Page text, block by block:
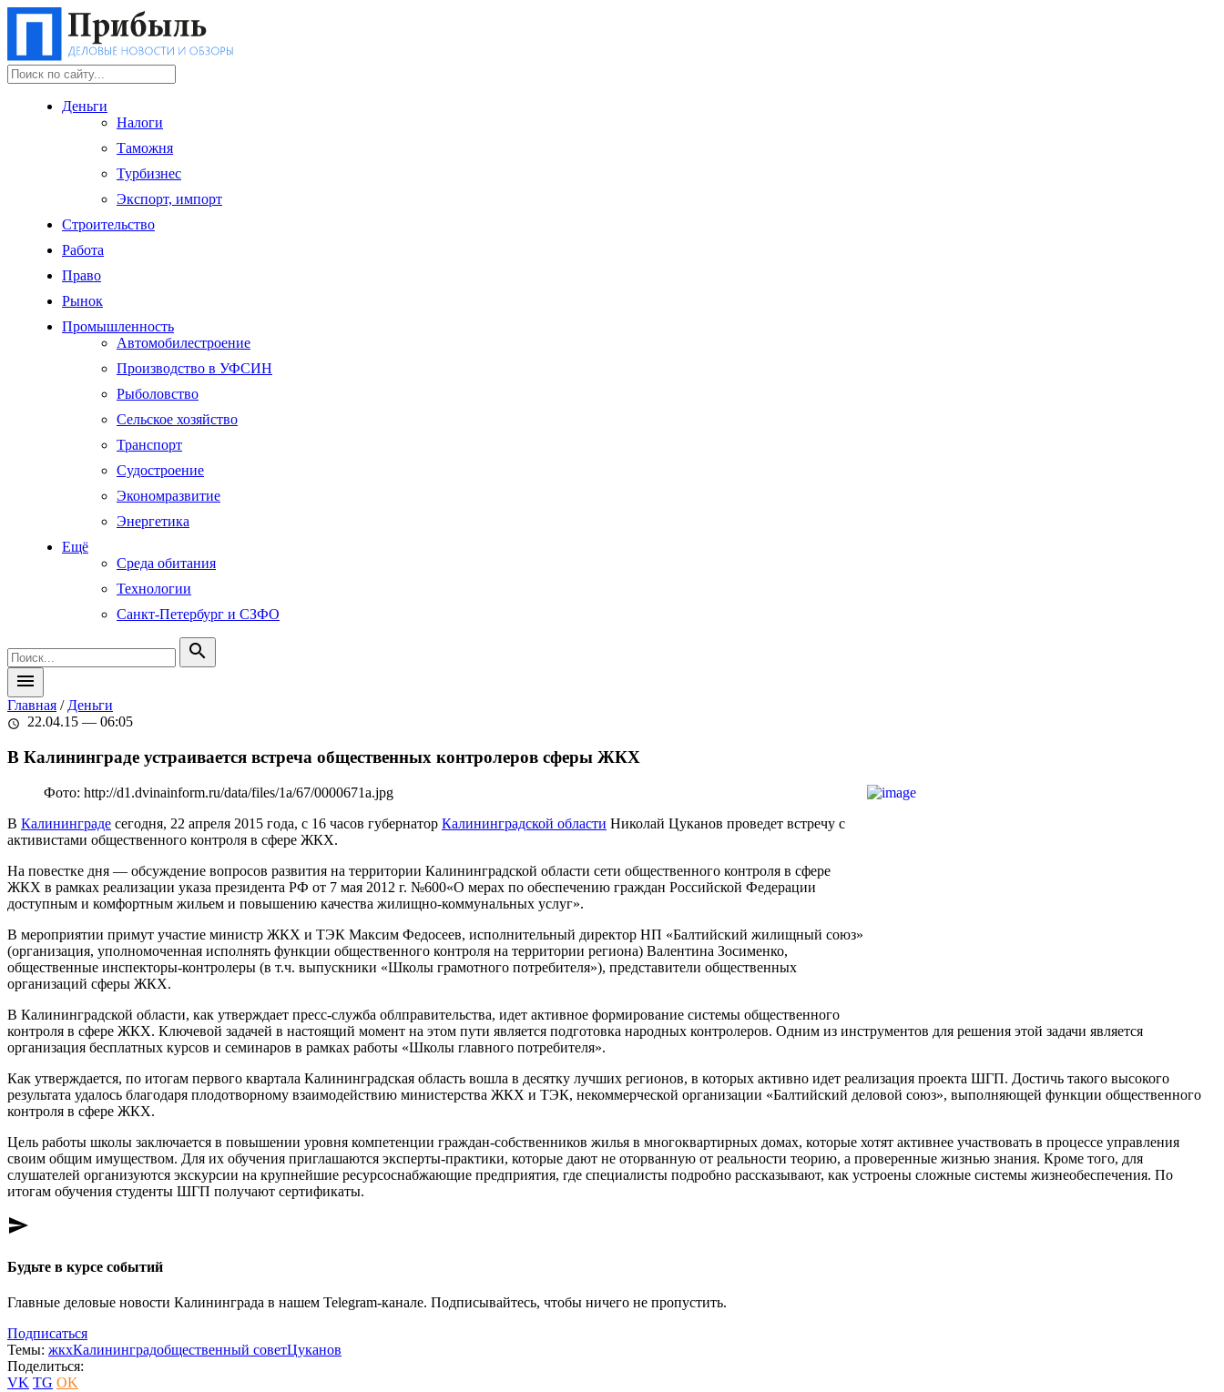
Деньги
Налоги
Таможня
Турбизнес
Экспорт, импорт
Строительство
Работа
Право
Рынок
Промышленность
Автомобилестроение
Производство в УФСИН
Рыболовство
Сельское хозяйство
Транспорт
Судостроение
Экономразвитие
Энергетика
Ещё
Среда обитания
Технологии
Санкт-Петербург и СЗФО
search
menu
Главная / Деньги
schedule 22.04.15 — 06:05
В Калининграде устраивается встреча общественных контролеров сферы ЖКХ
Фото: http://d1.dvinainform.ru/data/files/1a/67/0000671a.jpg
В Калининграде сегодня, 22 апреля 2015 года, с 16 часов губернатор Калининградской области Николай Цуканов проведет встречу с
активистами общественного контроля в сфере ЖКХ.
На повестке дня — обсуждение вопросов развития на территории Калининградской области сети общественного контроля в сфере
ЖКХ в рамках реализации указа президента РФ от 7 мая 2012 г. №600«О мерах по обеспечению граждан Российской Федерации
доступным и комфортным жильем и повышению качества жилищно-коммунальных услуг».
В мероприятии примут участие министр ЖКХ и ТЭК Максим Федосеев, исполнительный директор НП «Балтийский жилищный союз»
(организация, уполномоченная исполнять функции общественного контроля на территории региона) Валентина Зосименко,
общественные инспекторы-контролеры (в т.ч. выпускники «Школы грамотного потребителя»), представители общественных
организаций сферы ЖКХ.
В Калининградской области, как утверждает пресс-служба облправительства, идет активное формирование системы общественного
контроля в сфере ЖКХ. Ключевой задачей в настоящий момент на этом пути является подготовка народных контролеров. Одним из инструментов для решения этой задачи является
организация бесплатных курсов и семинаров в рамках работы «Школы главного потребителя».
Как утверждается, по итогам первого квартала Калининградская область вошла в десятку лучших регионов, в которых активно идет реализация проекта ШГП. Достичь такого высокого
результата удалось благодаря плодотворному взаимодействию министерства ЖКХ и ТЭК, некоммерческой организации «Балтийский деловой союз», выполняющей функции общественного
контроля в сфере ЖКХ.
Цель работы школы заключается в повышении уровня компетенции граждан-собственников жилья в многоквартирных домах, которые хотят активнее участвовать в процессе управления
своим общим имуществом. Для их обучения приглашаются эксперты-практики, которые дают не оторванную от реальности теорию, а проверенные жизнью знания. Кроме того, для
слушателей организуются экскурсии на крупнейшие ресурсоснабжающие предприятия, где специалисты подробно рассказывают, как устроены сложные системы жизнеобеспечения. По
итогам обучения студенты ШГП получают сертификаты.
send
Будьте в курсе событий
Главные деловые новости Калининграда в нашем Telegram-канале. Подписывайтесь, чтобы ничего не пропустить.
Подписаться
Темы: жкхКалининградобщественный советЦуканов
Поделиться:
VK TG OK